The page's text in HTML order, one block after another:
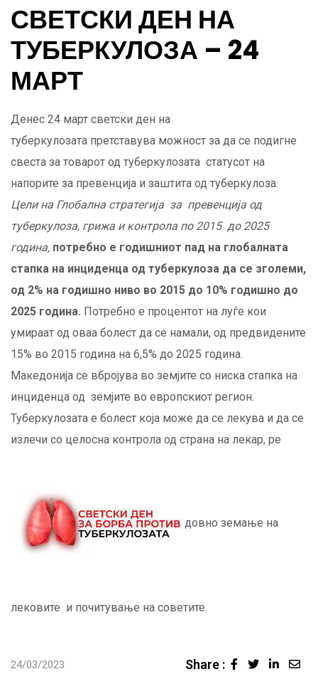
СВЕТСКИ ДЕН НА
ТУБЕРКУЛОЗА – 24
МАРТ
Денес 24 март светски ден на
туберкулозата претставува можност за да се подигне
свеста за товарот од туберкулозата статусот на
напорите за превенција и заштита од туберкулоза.
Цели на Глобална стратегија за превенција од
туберкулоза, грижа и контрола по 2015 до 2025
година, потребно е годишниот пад на глобалната
стапка на инциденца од туберкулоза да се зголеми,
од 2% на годишно ниво во 2015 до 10% годишно до
2025 година. Потребно е процентот на луѓе кои
умираат од оваа болест да се намали, од предвидените
15% во 2015 година на 6,5% до 2025 година.
Македонија се вбројува во земјите со ниска стапка на
инциденца од земјите во европскиот регион.
Туберкулозата е болест која може да се лекува и да се
излечи со целосна контрола од страна на лекар, ре
довно земање на
лековите и почитување на советите.
24/03/2023 Share :